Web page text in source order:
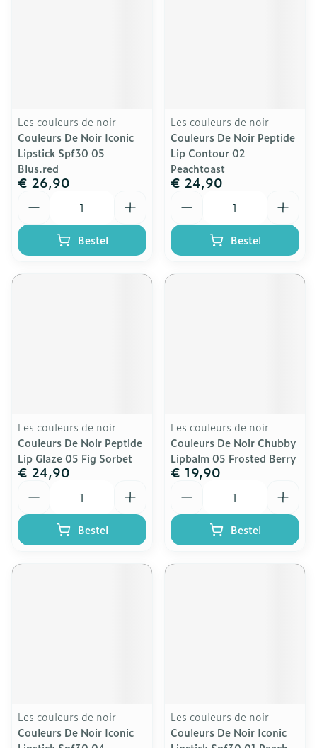
Les couleurs de noir
Couleurs De Noir Iconic
Lipstick Spf30 05
Blus.red
€ 26,90
Bestel
Les couleurs de noir
Couleurs De Noir Peptide
Lip Contour 02
Peachtoast
€ 24,90
Bestel
Les couleurs de noir
Couleurs De Noir Peptide
Lip Glaze 05 Fig Sorbet
€ 24,90
Bestel
Les couleurs de noir
Couleurs De Noir Chubby
Lipbalm 05 Frosted Berry
€ 19,90
Bestel
Les couleurs de noir
Couleurs De Noir Iconic
Les couleurs de noir
Couleurs De Noir Iconic